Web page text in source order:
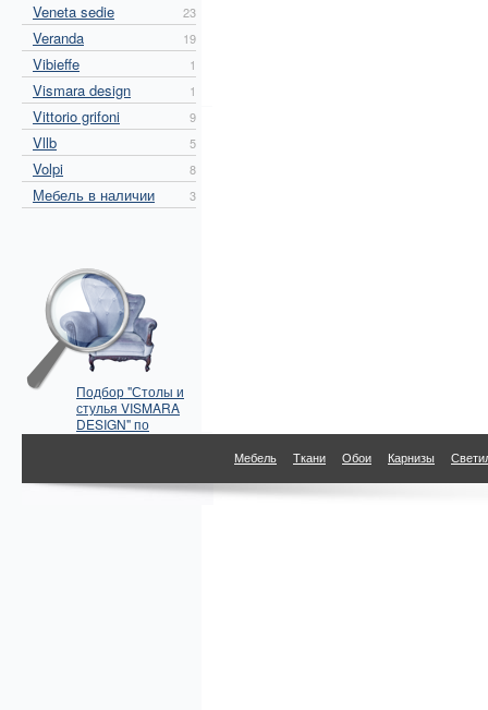
Veneta sedie 23
Veranda 19
Vibieffe 1
Vismara design 1
Vittorio grifoni 9
Vllb 5
Volpi 8
Мебель в наличии 3
Подбор "Столы и
стулья VISMARA
DESIGN" по
параметрам
Мебель Ткани Обои Карнизы